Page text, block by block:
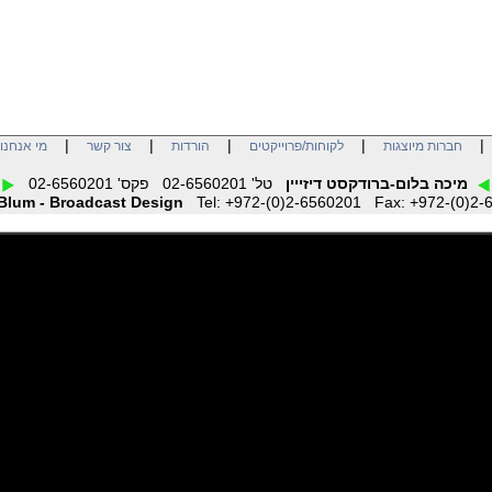
| חברות מיוצגות |לקוחות/פרוייקטים | הורדות | צור קשר |מי אנחנו
מיכה בלום-ברודקסט דיזייין טל' 02-6560201 פקס' 02-6560201
- Broadcast Design Tel: +972-(0)2-6560201 Fax: +972-(0)2-